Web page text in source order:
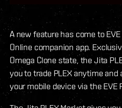
A new feature has come to
Online companion app.
Omega Clone state, the Jita
you to trade PLEX anytime
your mobile device via the EVE